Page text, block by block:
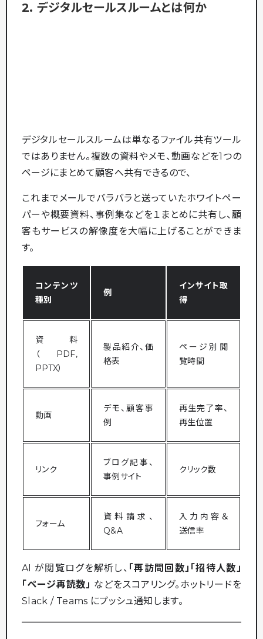
2. デジタルセールスルームとは何か
デジタルセールスルームは単なるファイル共有ツール
ではありません。複数の資料やメモ、動画などを1つの
ページにまとめて顧客へ共有できるので、
これまでメールでバラバラと送っていたホワイトペー
パーや概要資料、事例集などを１まとめに共有し、顧
客もサービスの解像度を大幅に上げることができま
す。
コンテンツ
種別
例
インサイト取
得
資料
（PDF,
PPTX）
製品紹介、価
格表
ページ別閲
覧時間
動画
デモ、顧客事
例
再生完了率、
再生位置
リンク
ブログ記事、
事例サイト
クリック数
フォーム
資料請求、
Q&A
入力内容＆
送信率
AI が閲覧ログを解析し、 「再訪問回数」「招待人数」
「ページ再読数」 などをスコアリング。ホットリードを
Slack / Teams にプッシュ通知します。